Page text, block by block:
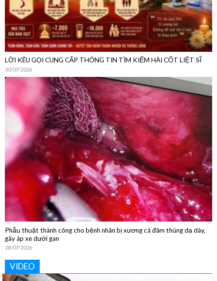
LỜI KÊU GỌI CUNG CẤP THÔNG TIN TÌM KIẾM HÀI CỐT LIỆT SĨ
30/07/2026